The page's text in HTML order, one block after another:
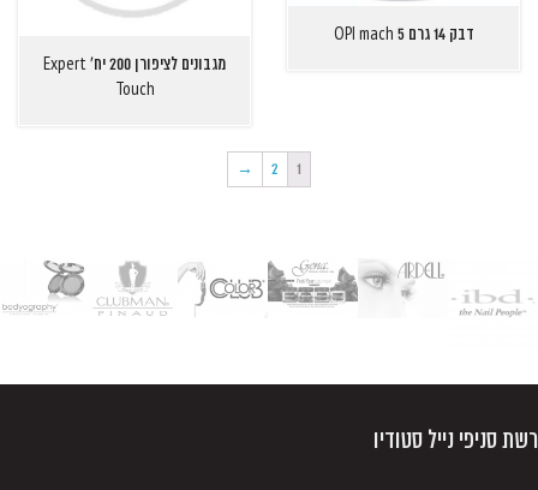
דבק 14 גרם OPI mach 5
מגבונים לציפורן 200 יח' Expert
Touch
1
2
→
רשת סניפי נייל סטודיו